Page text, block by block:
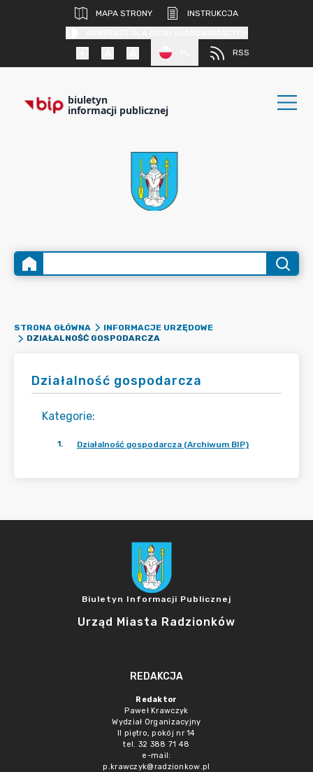
MAPA STRONY
INSTRUKCJA
RSS
biuletyn
informacji publicznej
STRONA GŁÓWNA
INFORMACJE URZĘDOWE
DZIAŁALNOŚĆ GOSPODARCZA
Działalność gospodarcza
Kategorie:
1. Działalność gospodarcza (Archiwum BIP)
Biuletyn Informacji Publicznej
Urząd Miasta Radzionków
REDAKCJA
Redaktor
Paweł Krawczyk
Wydział Organizacyjny
II piętro, pokój nr 14
tel. 32 388 71 48
e-mail:
p.krawczyk@radzionkow.pl